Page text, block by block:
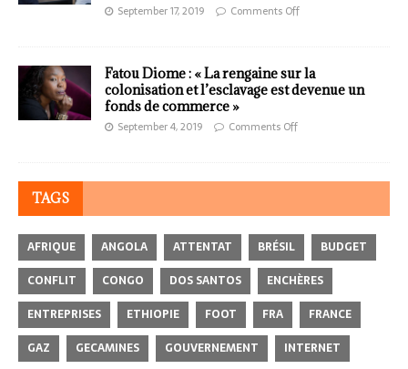
September 17, 2019 Comments Off
Fatou Diome : « La rengaine sur la
colonisation et l’esclavage est devenue un
fonds de commerce »
September 4, 2019 Comments Off
TAGS
AFRIQUE ANGOLA ATTENTAT BRÉSIL
BUDGET
CONFLIT
CONGO DOS SANTOS
ENCHÈRES
ENTREPRISES
ETHIOPIE FOOT FRA
FRANCE
GAZ
GECAMINES GOUVERNEMENT INTERNET